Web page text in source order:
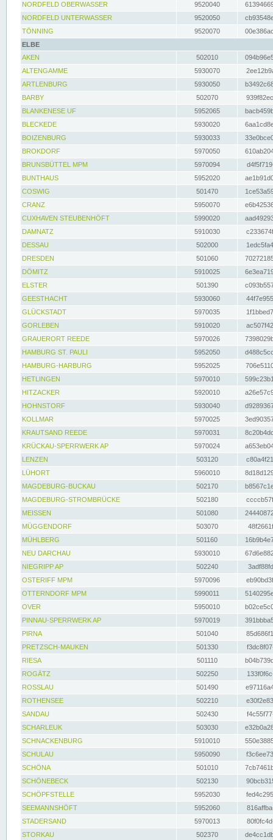
NORDFELD OBERWASSER
9520040
NORDFELD UNTERWASSER
9520050
TÖNNING
9520070
ELBE
AKEN
502010
ALTENGAMME
5930070
ARTLENBURG
5930050
BARBY
502070
BLANKENESE UF
5952065
BLECKEDE
5930020
BOIZENBURG
5930033
BROKDORF
5970050
BRUNSBÜTTEL MPM
5970094
BUNTHAUS
5952020
COSWIG
501470
CRANZ
5950070
CUXHAVEN STEUBENHÖFT
5990020
DAMNATZ
5910030
DESSAU
502000
DRESDEN
501060
DÖMITZ
5910025
ELSTER
501390
GEESTHACHT
5930060
GLÜCKSTADT
5970035
GORLEBEN
5910020
GRAUERORT REEDE
5970026
HAMBURG ST. PAULI
5952050
HAMBURG-HARBURG
5952025
HETLINGEN
5970010
HITZACKER
5920010
HOHNSTORF
5930040
KOLLMAR
5970025
KRAUTSAND REEDE
5970031
KRÜCKAU-SPERRWERK AP
5970024
LENZEN
503120
LÜHORT
5960010
MAGDEBURG-BUCKAU
502170
MAGDEBURG-STROMBRÜCKE
502180
MEISSEN
501080
MÜGGENDORF
503070
MÜHLBERG
501160
NEU DARCHAU
5930010
NIEGRIPP AP
502240
OSTERIFF MPM
5970096
OTTERNDORF MPM
5990011
OVER
5950010
PINNAU-SPERRWERK AP
5970019
PIRNA
501040
PRETZSCH-MAUKEN
501330
RIESA
501110
ROGÄTZ
502250
ROSSLAU
501490
ROTHENSEE
502210
SANDAU
502430
SCHARLEUK
503030
SCHNACKENBURG
5910010
SCHULAU
5950090
SCHÖNA
501010
SCHÖNEBECK
502130
SCHÖPFSTELLE
5952030
SEEMANNSHÖFT
5952060
STADERSAND
5970013
STORKAU
502370